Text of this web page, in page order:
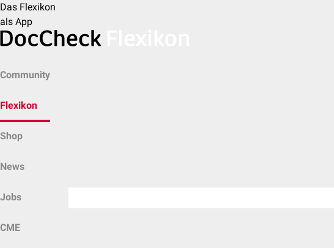
Das Flexikon
als App
Community
Flexikon
Shop
News
Jobs
CME